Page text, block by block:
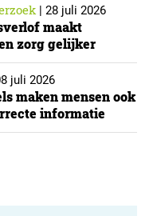
| 28 juli 2026
maakt
zorg gelijker
juli 2026
maken mensen ook
informatie